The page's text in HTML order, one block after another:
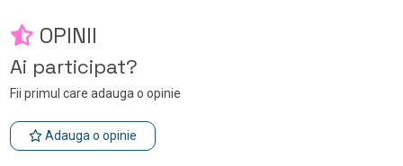
OPINII
Ai participat?
Fii primul care adauga o opinie
Adauga o opinie